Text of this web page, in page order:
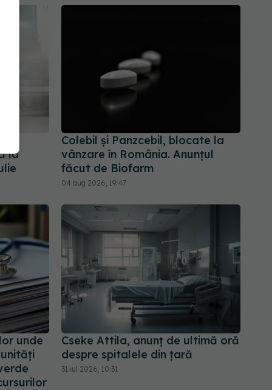
la
Colebil și Panzcebil, blocate la
vânzare în România. Anunțul
făcut de Biofarm
04 aug 2026, 19:47
unde
Cseke Attila, anunț de ultimă oră
despre spitalele din țară
31 iul 2026, 10:31